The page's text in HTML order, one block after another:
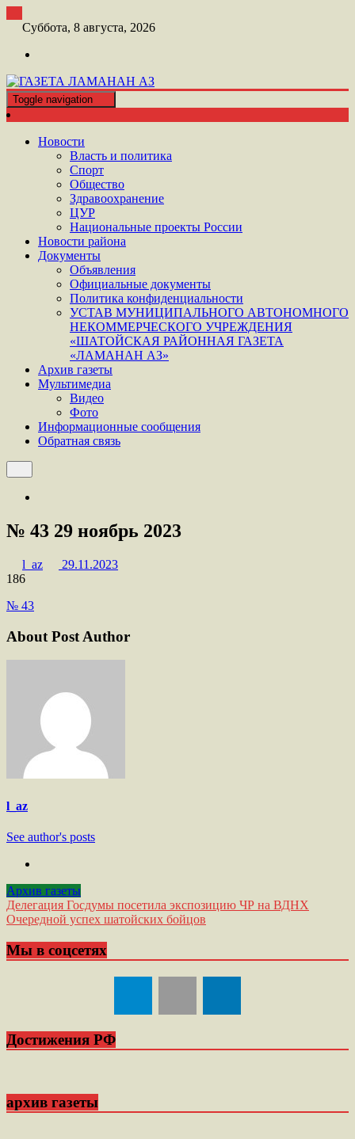
Суббота, 8 августа, 2026
ГАЗЕТА ЛАМАНАН АЗ
ШАТОЙСКАЯ ГАЗЕТА ЛАМАНАН АЗ
Toggle navigation
Новости
Власть и политика
Спорт
Общество
Здравоохранение
ЦУР
Национальные проекты России
Новости района
Документы
Объявления
Официальные документы
Политика конфиденциальности
УСТАВ МУНИЦИПАЛЬНОГО АВТОНОМНОГО
НЕКОММЕРЧЕСКОГО УЧРЕЖДЕНИЯ
«ШАТОЙСКАЯ РАЙОННАЯ ГАЗЕТА
«ЛАМАНАН АЗ»
Архив газеты
Мультимедиа
Видео
Фото
Информационные сообщения
Обратная связь
№ 43 29 ноябрь 2023
l_az
29.11.2023
186
№ 43
About Post Author
l_az
See author's posts
Архив газеты
Навигация
по
записям
Делегация Госдумы посетила экспозицию ЧР на ВДНХ
Очередной успех шатойских бойцов
Мы в соцсетях
Достижения РФ
архив газеты